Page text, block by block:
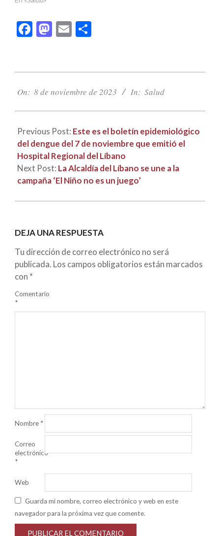
Facebook
Mastodon
Email
11-
On: 8 de noviembre de 2023 In: Salud
Previous Post: Este es el boletín epidemiológico
del dengue del 7 de noviembre que emitió el
Hospital Regional del Líbano
Next Post: La Alcaldía del Líbano se une a la
campaña ‘El Niño no es un juego’
DEJA UNA RESPUESTA
Tu dirección de correo electrónico no será
publicada. Los campos obligatorios están marcados
con *
Comentario
*
Nombre *
Correo
electrónico
*
Web
Guarda mi nombre, correo electrónico y web en este
navegador para la próxima vez que comente.